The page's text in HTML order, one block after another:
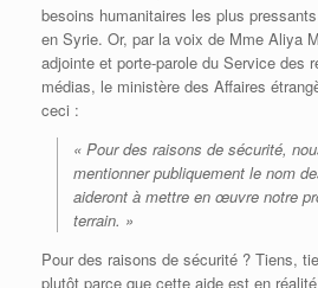
besoins humanitaires les plus
en Syrie. Or, par la voix de Mme Aliya
adjointe et porte-parole du Service des
médias, le ministère des Affaires
ceci :
« Pour des raisons de sécurité,
mentionner publiquement le nom
aideront à mettre en œuvre notre
terrain. »
Pour des raisons de sécurité ? Tiens,
plutôt parce que cette aide est en